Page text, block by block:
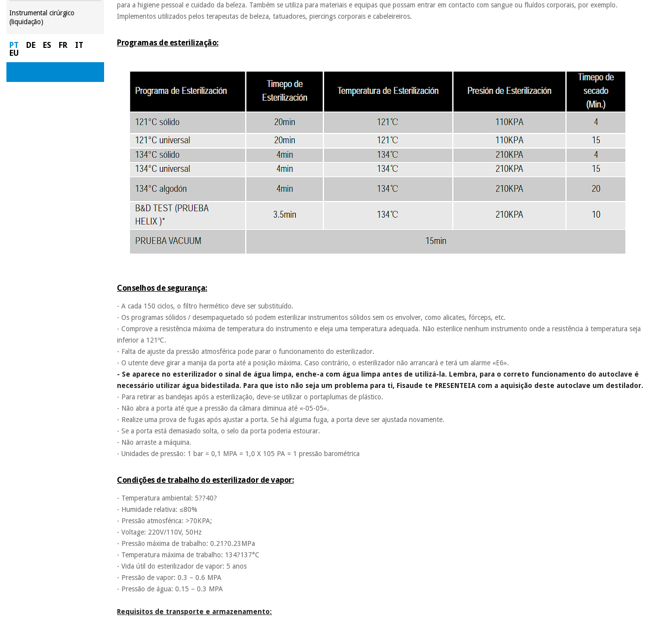
Instrumental cirúrgico
(liquidação)
PT DE ES FR
IT
EU
para a higiene pessoal e cuidado da beleza. Também se utiliza para materiais e equipas que possam entrar em contacto com sangue ou fluídos corporais, por exemplo.
Implementos utilizados pelos terapeutas de beleza, tatuadores, piercings corporais e cabeleireiros.
Programas de esterilização:
Conselhos de segurança:
- A cada 150 ciclos, o filtro hermético deve ser substituído.
- Os programas sólidos / desempaquetado só podem esterilizar instrumentos sólidos sem os envolver, como alicates, fórceps, etc.
- Comprove a resistência máxima de temperatura do instrumento e eleja uma temperatura adequada. Não esterilice nenhum instrumento onde a resistência à temperatura seja
inferior a 121ºC.
- Falta de ajuste da pressão atmosférica pode parar o funcionamento do esterilizador.
- O utente deve girar a manija da porta até a posição máxima. Caso contrário, o esterilizador não arrancará e terá um alarme «E6».
- Se aparece no esterilizador o sinal de água limpa, enche-a com água limpa antes de utilizá-la. Lembra, para o correto funcionamento do autoclave é
necessário utilizar água bidestilada. Para que isto não seja um problema para ti, Fisaude te PRESENTEIA com a aquisição deste autoclave um destilador.
- Para retirar as bandejas após a esterilização, deve-se utilizar o portaplumas de plástico.
- Não abra a porta até que a pressão da câmara diminua até «-05-05».
- Realize uma prova de fugas após ajustar a porta. Se há alguma fuga, a porta deve ser ajustada novamente.
- Se a porta está demasiado solta, o selo da porta poderia estourar.
- Não arraste a máquina.
- Unidades de pressão: 1 bar = 0,1 MPA = 1,0 X 105 PA = 1 pressão barométrica
Condições de trabalho do esterilizador de vapor:
- Temperatura ambiental: 5??40?
- Humidade relativa: ≤80%
- Pressão atmosférica: >70KPA;
- Voltage: 220V/110V, 50Hz
- Pressão máxima de trabalho: 0.21?0.23MPa
- Temperatura máxima de trabalho: 134?137°C
- Vida útil do esterilizador de vapor: 5 anos
- Pressão de vapor: 0.3 – 0.6 MPA
- Pressão de água: 0.15 – 0.3 MPA
Requisitos de transporte e armazenamento: